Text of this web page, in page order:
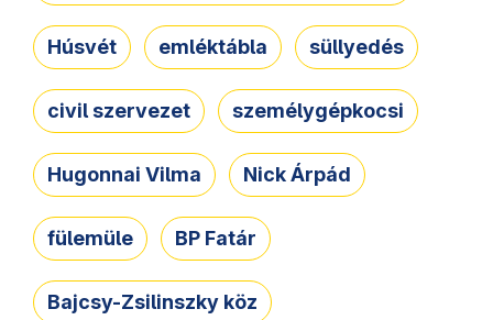
Húsvét emléktábla süllyedés
civil szervezet személygépkocsi
Hugonnai Vilma Nick Árpád
fülemüle BP Fatár
Bajcsy-Zsilinszky köz